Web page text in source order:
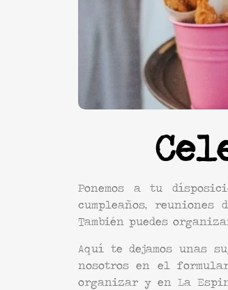
Ponemos a tu
cumpleaños,
También puedes
Aquí te dejamos unas
nosotros en el
organizar y en La